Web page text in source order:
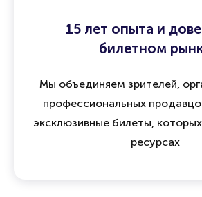
15 лет опыта и
билетном
Мы объединяем зрителей,
профессиональных
эксклюзивные билеты,
ресурсах